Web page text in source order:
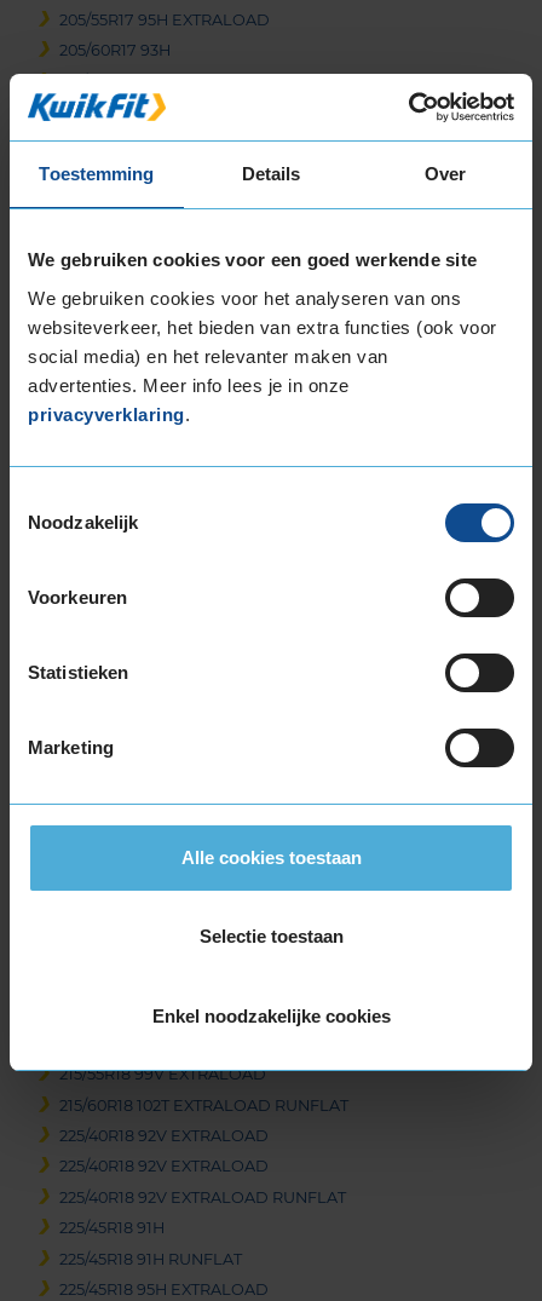
Toestemming Details Over
We gebruiken cookies voor een goed werkende site
We gebruiken cookies voor het analyseren van ons
websiteverkeer, het bieden van extra functies (ook voor
social media) en het relevanter maken van
advertenties. Meer info lees je in onze
privacyverklaring.
Noodzakelijk
Voorkeuren
Statistieken
Marketing
Alle cookies toestaan
Selectie toestaan
Enkel noodzakelijke cookies
205/55R17 95H EXTRALOAD
205/60R17 93H
215/50R17 95V EXTRALOAD
215/55R17 94H
215/55R17 98V EXTRALOAD
215/65R17 99H
225/45R17 91H RUNFLAT
225/45R17 91H RUNFLAT
225/45R17 94H EXTRALOAD
225/45R17 94V EXTRALOAD
225/50R17 94H
225/50R17 94H RUNFLAT
225/50R17 98H EXTRALOAD RUNFLAT
225/55R17 97H
225/55R17 97H RUNFLAT
235/45R17 97V EXTRALOAD
245/45R17 99V EXTRALOAD
215/50R18 92V
215/55R18 99V EXTRALOAD
215/60R18 102T EXTRALOAD RUNFLAT
225/40R18 92V EXTRALOAD
225/40R18 92V EXTRALOAD
225/40R18 92V EXTRALOAD RUNFLAT
225/45R18 91H
225/45R18 91H RUNFLAT
225/45R18 95H EXTRALOAD